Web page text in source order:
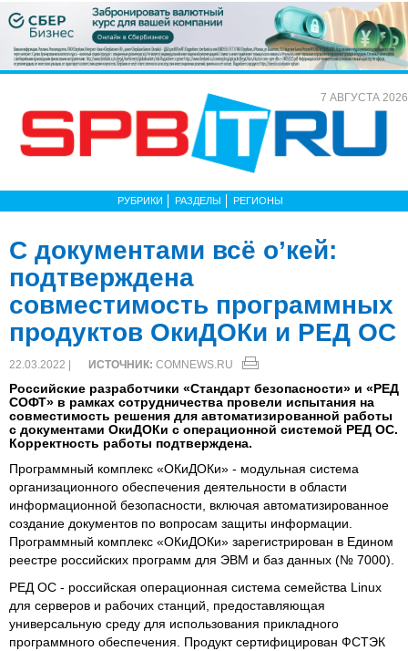
7 АВГУСТА 2026
РУБРИКИ РАЗДЕЛЫ РЕГИОНЫ
С документами всё о’кей:
подтверждена
совместимость программных
продуктов ОкиДОКи и РЕД ОС
22.03.2022 | ИСТОЧНИК: COMNEWS.RU
Российские разработчики «Стандарт безопасности» и «РЕД
СОФТ» в рамках сотрудничества провели испытания на
совместимость решения для автоматизированной работы
с документами ОкиДОКи с операционной системой РЕД ОС.
Корректность работы подтверждена.
Программный комплекс «ОКиДОКи» - модульная система
организационного обеспечения деятельности в области
информационной безопасности, включая автоматизированное
создание документов по вопросам защиты информации.
Программный комплекс «ОКиДОКи» зарегистрирован в Едином
реестре российских программ для ЭВМ и баз данных (№ 7000).
РЕД ОС - российская операционная система семейства Linux
для серверов и рабочих станций, предоставляющая
универсальную среду для использования прикладного
программного обеспечения. Продукт сертифицирован ФСТЭК